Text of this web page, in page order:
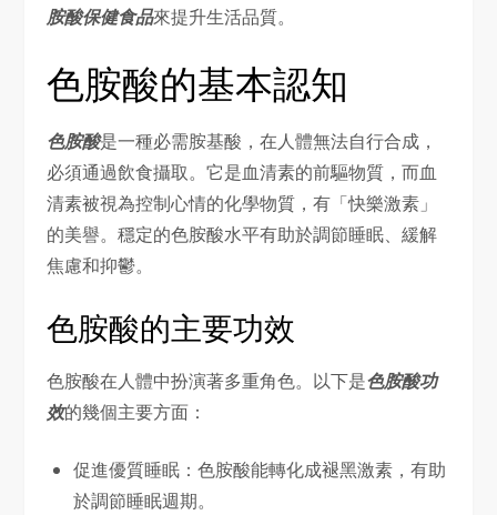
胺酸保健食品來提升生活品質。
色胺酸的基本認知
色胺酸是一種必需胺基酸，在人體無法自行合成，
必須通過飲食攝取。它是血清素的前驅物質，而血
清素被視為控制心情的化學物質，有「快樂激素」
的美譽。穩定的色胺酸水平有助於調節睡眠、緩解
焦慮和抑鬱。
色胺酸的主要功效
色胺酸在人體中扮演著多重角色。以下是色胺酸功
效的幾個主要方面：
促進優質睡眠：色胺酸能轉化成褪黑激素，有助
於調節睡眠週期。